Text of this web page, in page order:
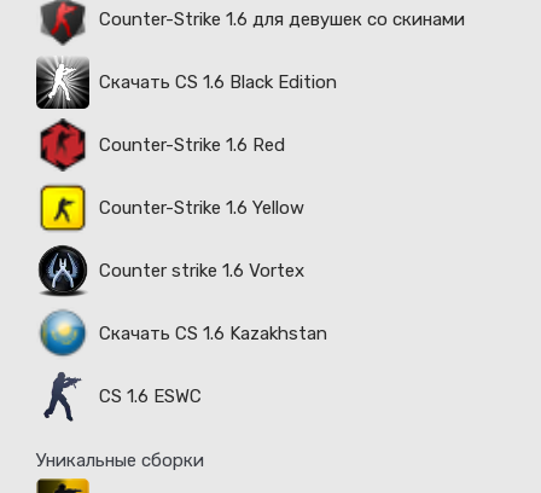
Counter-Strike 1.6 для девушек со скинами
Скачать CS 1.6 Black Edition
Counter-Strike 1.6 Red
Counter-Strike 1.6 Yellow
Counter strike 1.6 Vortex
Скачать CS 1.6 Kazakhstan
CS 1.6 ESWC
Уникальные сборки